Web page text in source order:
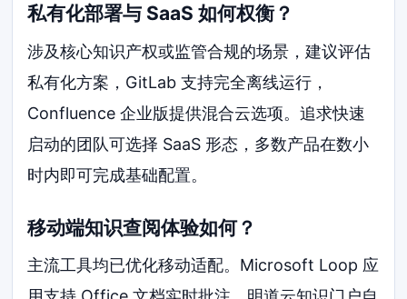
私有化部署与 SaaS 如何权衡？
涉及核心知识产权或监管合规的场景，建议评估
私有化方案，GitLab 支持完全离线运行，
Confluence 企业版提供混合云选项。追求快速
启动的团队可选择 SaaS 形态，多数产品在数小
时内即可完成基础配置。
移动端知识查阅体验如何？
主流工具均已优化移动适配。Microsoft Loop 应